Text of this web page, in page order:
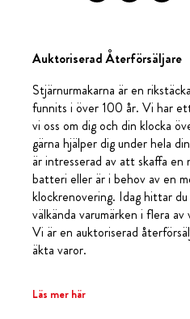
Auktoriserad Återförsäljare
Stjärnurmakarna är en
funnits i över 100 år. Vi har
vi oss om dig och din klocka
gärna hjälper dig under hela
är intresserad av att skaffa
batteri eller är i behov av en
klockrenovering. Idag hittar
välkända varumärken i flera
Vi är en auktoriserad
äkta varor.
Läs mer här